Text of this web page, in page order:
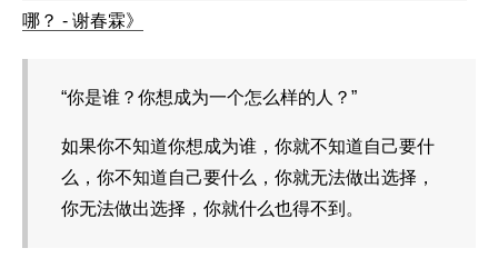
哪？ - 谢春霖》
“你是谁？你想成为一个怎么样的人？”
如果你不知道你想成为谁，你就不知道自己要什
么，你不知道自己要什么，你就无法做出选择，
你无法做出选择，你就什么也得不到。